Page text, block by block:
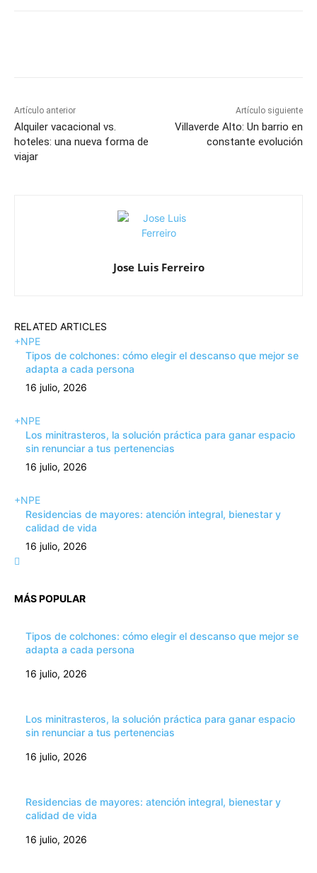
Artículo anterior
Alquiler vacacional vs.
hoteles: una nueva forma de
viajar
Artículo siguiente
Villaverde Alto: Un barrio en
constante evolución
Jose Luis Ferreiro
RELATED ARTICLES
+NPE
Tipos de colchones: cómo elegir el descanso que mejor se
adapta a cada persona
16 julio, 2026
+NPE
Los minitrasteros, la solución práctica para ganar espacio
sin renunciar a tus pertenencias
16 julio, 2026
+NPE
Residencias de mayores: atención integral, bienestar y
calidad de vida
16 julio, 2026
MÁS POPULAR
Tipos de colchones: cómo elegir el descanso que mejor se
adapta a cada persona
16 julio, 2026
Los minitrasteros, la solución práctica para ganar espacio
sin renunciar a tus pertenencias
16 julio, 2026
Residencias de mayores: atención integral, bienestar y
calidad de vida
16 julio, 2026